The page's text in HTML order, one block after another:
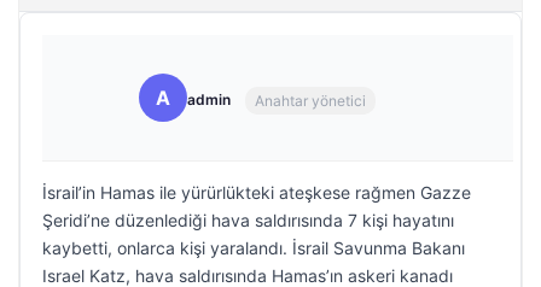
A admin Anahtar yönetici
İsrail’in Hamas ile yürürlükteki ateşkese rağmen Gazze
Şeridi’ne düzenlediği hava saldırısında 7 kişi hayatını
kaybetti, onlarca kişi yaralandı. İsrail Savunma Bakanı
Israel Katz, hava saldırısında Hamas’ın askeri kanadı